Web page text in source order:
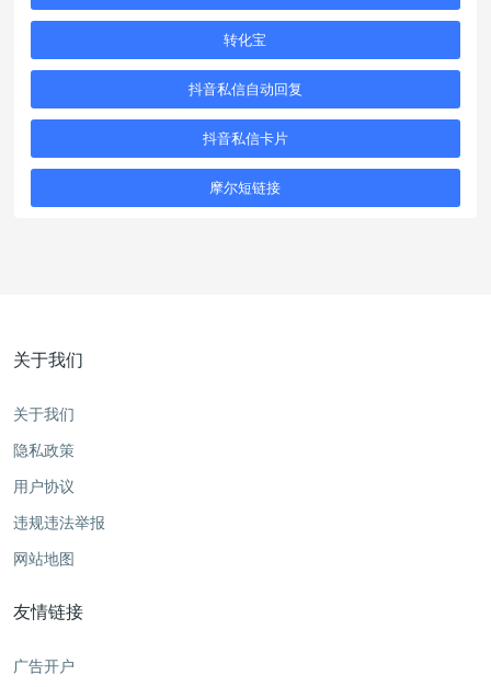
转化宝
抖音私信自动回复
抖音私信卡片
摩尔短链接
关于我们
关于我们
隐私政策
用户协议
违规违法举报
网站地图
友情链接
广告开户